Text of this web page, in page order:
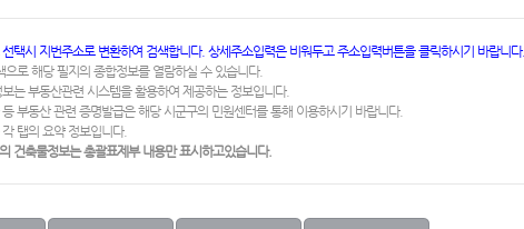
택시 지번주소로 변환하여 검색합니다. 상세주소입력은 비워두고 주소입력버튼을 클릭하시기 바랍니다.
으로 해당 필지의 종합정보를 열람하실 수 있습니다.
는 부동산관련 시스템을 활용하여 제공하는 정보입니다.
부동산 관련 증명발급은 해당 시군구의 민원센터를 통해 이용하시기 바랍니다.
탭의 요약 정보입니다.
건축물정보는 총괄표제부 내용만 표시하고있습니다.